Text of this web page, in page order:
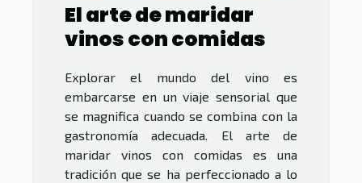
El arte de maridar
vinos con comidas
Explorar el mundo del vino es
embarcarse en un viaje sensorial que
se magnifica cuando se combina con la
gastronomía adecuada. El arte de
maridar vinos con comidas es una
tradición que se ha perfeccionado a lo